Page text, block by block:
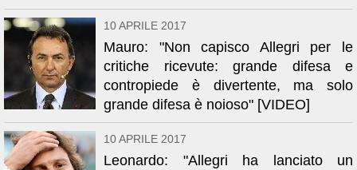
10 APRILE 2017
Mauro: "Non capisco Allegri per le
critiche ricevute: grande difesa e
contropiede è divertente, ma solo
grande difesa è noioso" [VIDEO]
10 APRILE 2017
Leonardo: "Allegri ha lanciato un